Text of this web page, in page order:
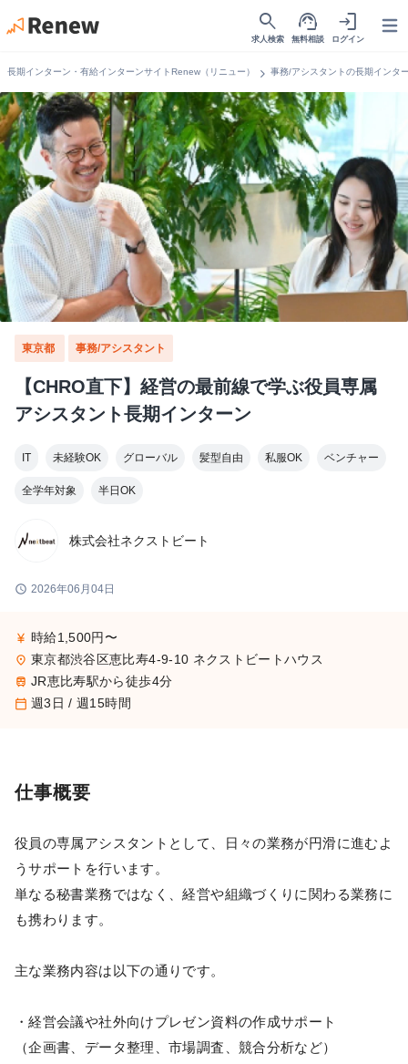
search
求人検索
support_agent
無料相談
login
ログイン
長期インターン・有給インターンサイトRenew（リニュー） chevron_right 事務/アシスタントの長期インタ
東京都 事務/アシスタント
【CHRO直下】経営の最前線で学ぶ役員専属
アシスタント長期インターン
IT 未経験OK グローバル 髪型自由 私服OK ベンチャー
全学年対象 半日OK
株式会社ネクストビート
schedule 2026年06月04日
currency_yen 時給1,500円〜
place 東京都渋谷区恵比寿4-9-10 ネクストビートハウス
train JR恵比寿駅から徒歩4分
calendar_today 週3日 / 週15時間
仕事概要
役員の専属アシスタントとして、日々の業務が円滑に進むよ
うサポートを行います。
単なる秘書業務ではなく、経営や組織づくりに関わる業務に
も携わります。
主な業務内容は以下の通りです。
・経営会議や社外向けプレゼン資料の作成サポート
（企画書、データ整理、市場調査、競合分析など）